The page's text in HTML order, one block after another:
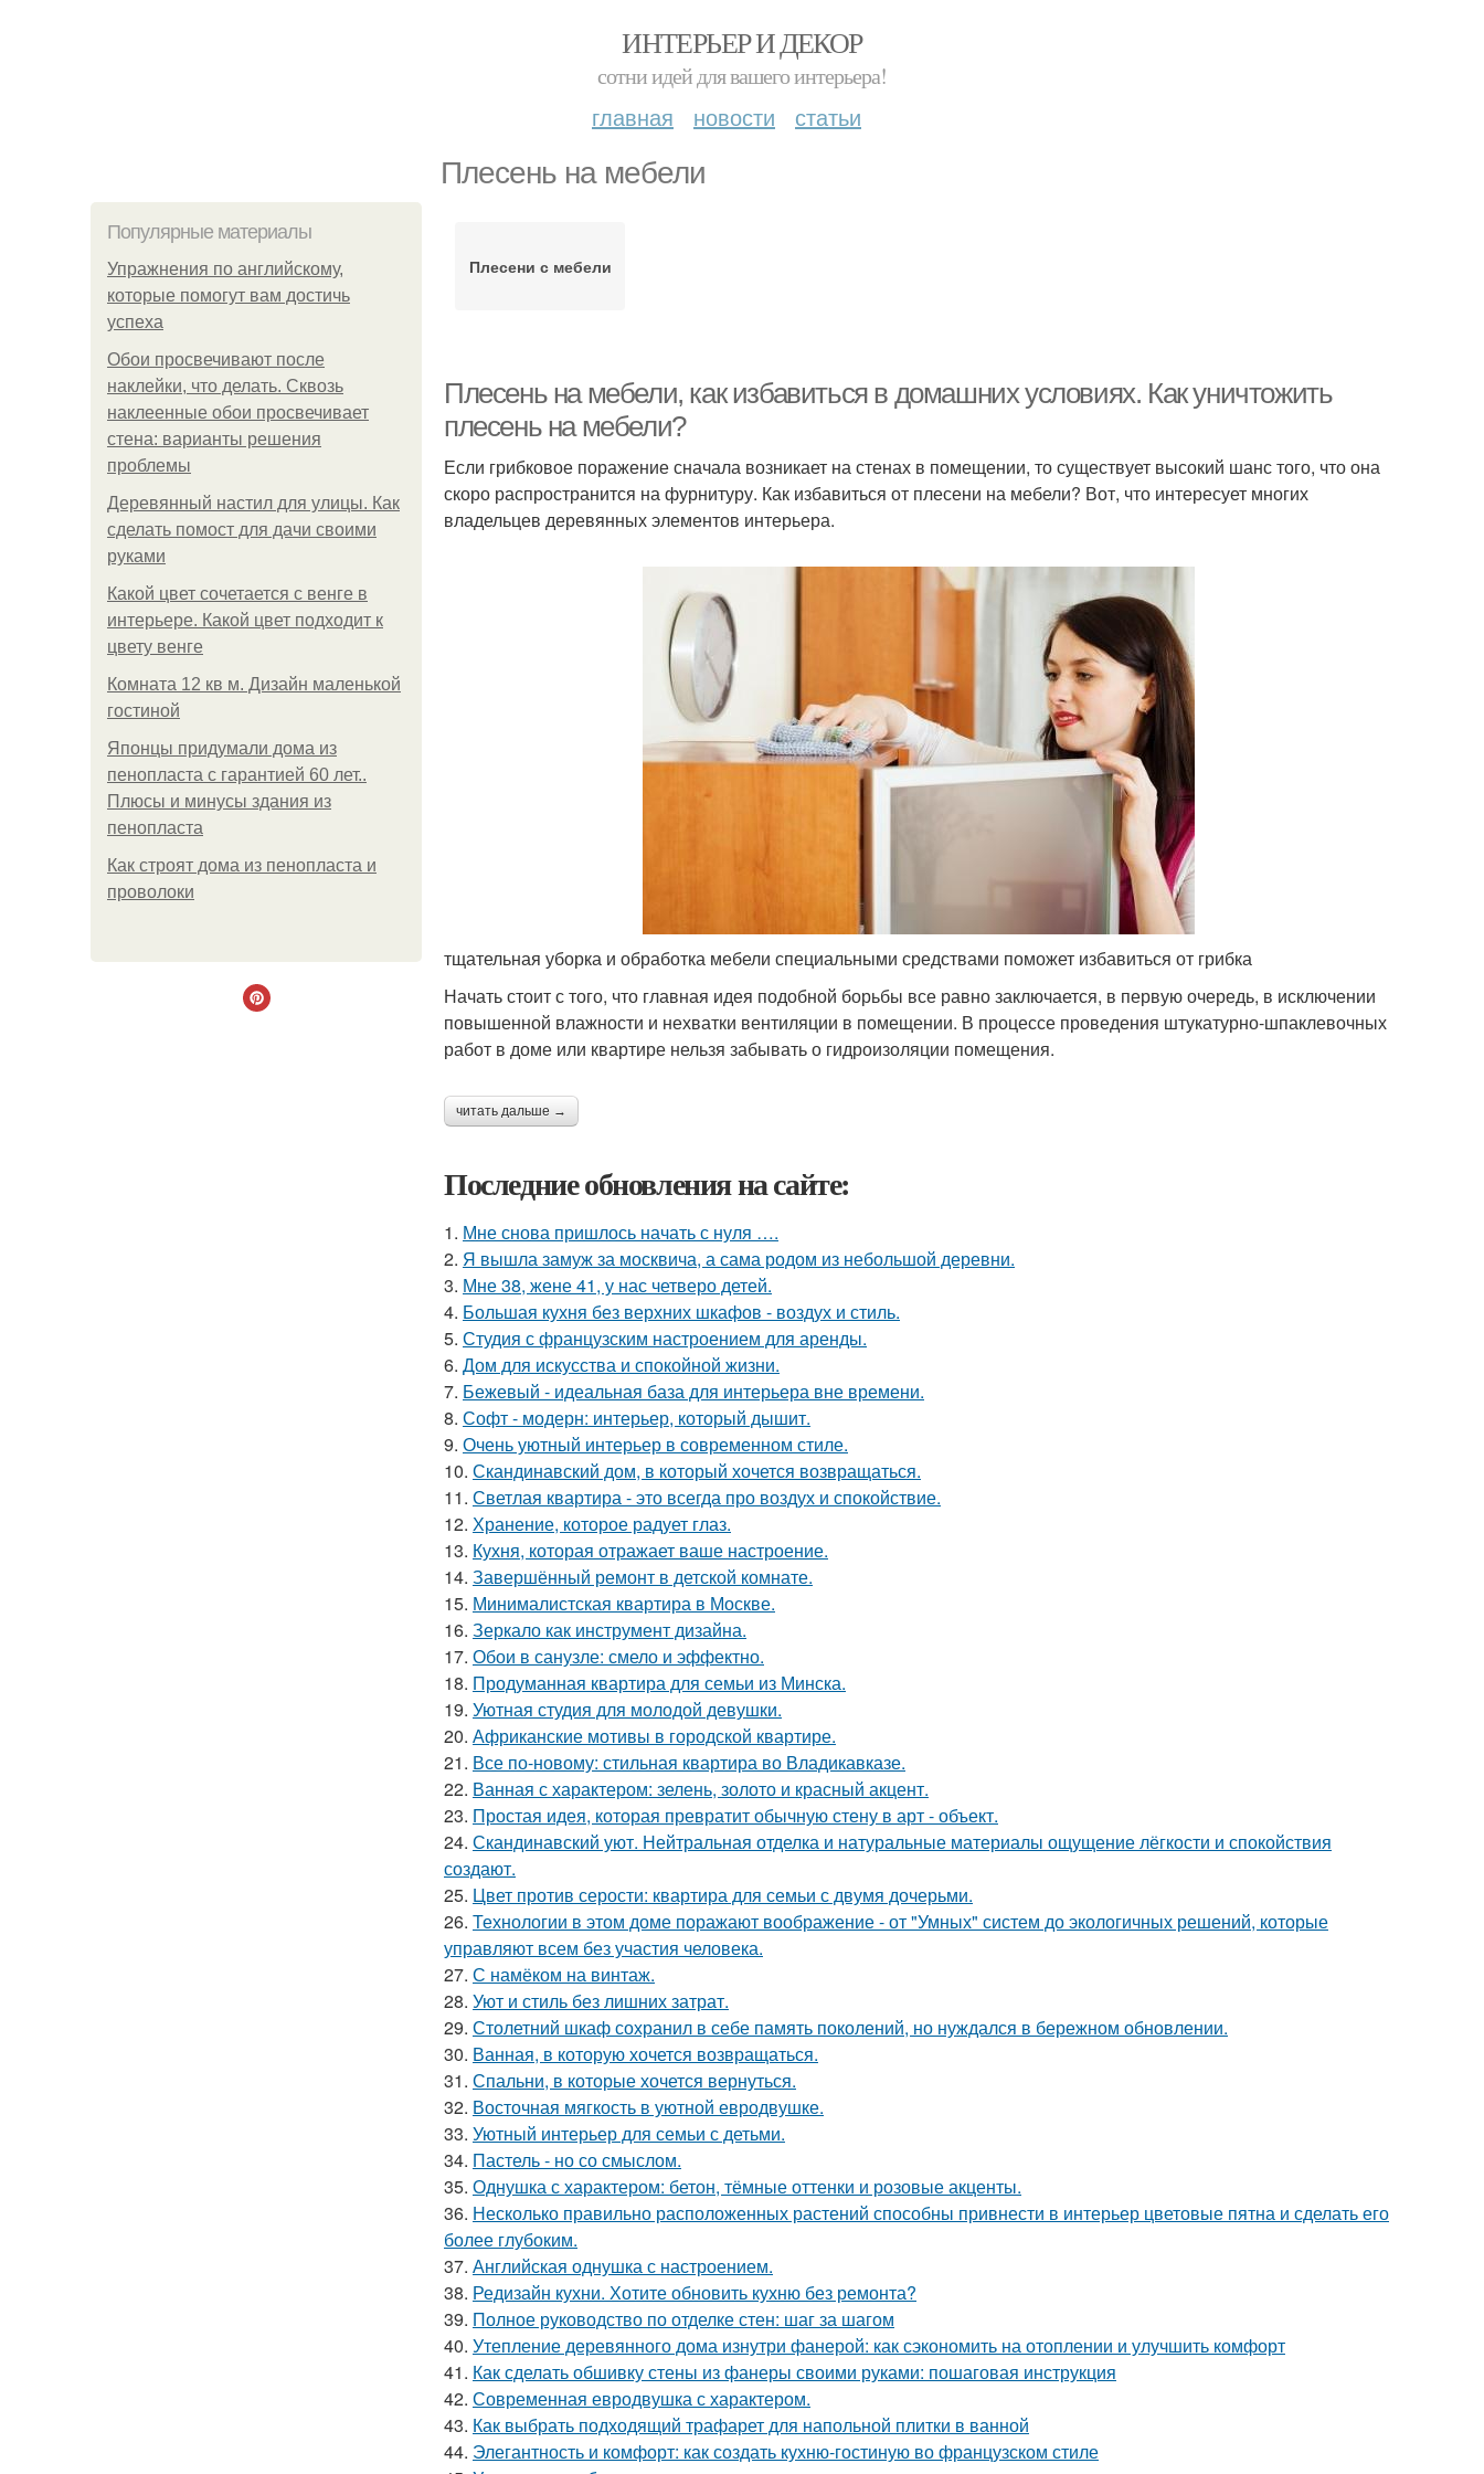
ИНТЕРЬЕР И ДЕКОР
сотни идей для вашего интерьера!
главная новости статьи
Плесень на мебели
Популярные материалы
Упражнения по английскому,
которые помогут вам достичь
успеха
Обои просвечивают после
наклейки, что делать. Сквозь
наклеенные обои просвечивает
стена: варианты решения
проблемы
Деревянный настил для улицы. Как
сделать помост для дачи своими
руками
Какой цвет сочетается с венге в
интерьере. Какой цвет подходит к
цвету венге
Комната 12 кв м. Дизайн маленькой
гостиной
Японцы придумали дома из
пенопласта с гарантией 60 лет..
Плюсы и минусы здания из
пенопласта
Как строят дома из пенопласта и
проволоки
Плесени с мебели
Плесень на мебели, как избавиться в домашних условиях. Как уничтожить
плесень на мебели?
Если грибковое поражение сначала возникает на стенах в помещении, то существует высокий шанс того, что она
скоро распространится на фурнитуру. Как избавиться от плесени на мебели? Вот, что интересует многих
владельцев деревянных элементов интерьера.
тщательная уборка и обработка мебели специальными средствами поможет избавиться от грибка
Начать стоит с того, что главная идея подобной борьбы все равно заключается, в первую очередь, в исключении
повышенной влажности и нехватки вентиляции в помещении. В процессе проведения штукатурно-шпаклевочных
работ в доме или квартире нельзя забывать о гидроизоляции помещения.
читать дальше →
Последние обновления на сайте:
1. Мне снова пришлось начать с нуля ….
2. Я вышла замуж за москвича, а сама родом из небольшой деревни.
3. Мне 38, жене 41, у нас четверо детей.
4. Большая кухня без верхних шкафов - воздух и стиль.
5. Студия с французским настроением для аренды.
6. Дом для искусства и спокойной жизни.
7. Бежевый - идеальная база для интерьера вне времени.
8. Софт - модерн: интерьер, который дышит.
9. Очень уютный интерьер в современном стиле.
10. Скандинавский дом, в который хочется возвращаться.
11. Светлая квартира - это всегда про воздух и спокойствие.
12. Хранение, которое радует глаз.
13. Кухня, которая отражает ваше настроение.
14. Завершённый ремонт в детской комнате.
15. Минималистская квартира в Москве.
16. Зеркало как инструмент дизайна.
17. Обои в санузле: смело и эффектно.
18. Продуманная квартира для семьи из Минска.
19. Уютная студия для молодой девушки.
20. Африканские мотивы в городской квартире.
21. Все по-новому: стильная квартира во Владикавказе.
22. Ванная с характером: зелень, золото и красный акцент.
23. Простая идея, которая превратит обычную стену в арт - объект.
24. Скандинавский уют. Нейтральная отделка и натуральные материалы ощущение лёгкости и спокойствия
создают.
25. Цвет против серости: квартира для семьи с двумя дочерьми.
26. Технологии в этом доме поражают воображение - от "Умных" систем до экологичных решений, которые
управляют всем без участия человека.
27. С намёком на винтаж.
28. Уют и стиль без лишних затрат.
29. Столетний шкаф сохранил в себе память поколений, но нуждался в бережном обновлении.
30. Ванная, в которую хочется возвращаться.
31. Спальни, в которые хочется вернуться.
32. Восточная мягкость в уютной евродвушке.
33. Уютный интерьер для семьи с детьми.
34. Пастель - но со смыслом.
35. Однушка с характером: бетон, тёмные оттенки и розовые акценты.
36. Несколько правильно расположенных растений способны привнести в интерьер цветовые пятна и сделать его
более глубоким.
37. Английская однушка с настроением.
38. Редизайн кухни. Хотите обновить кухню без ремонта?
39. Полное руководство по отделке стен: шаг за шагом
40. Утепление деревянного дома изнутри фанерой: как сэкономить на отоплении и улучшить комфорт
41. Как сделать обшивку стены из фанеры своими руками: пошаговая инструкция
42. Современная евродвушка с характером.
43. Как выбрать подходящий трафарет для напольной плитки в ванной
44. Элегантность и комфорт: как создать кухню-гостиную во французском стиле